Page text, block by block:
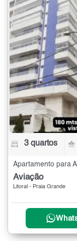
3 quartos
Apartamento para
Aviação
Litoral - Praia Grande